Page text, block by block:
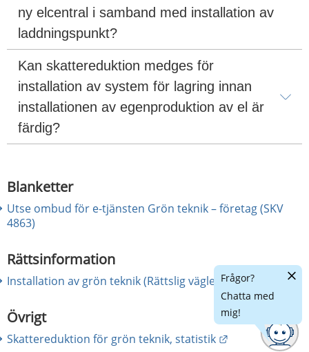
ny elcentral i samband med installation av
laddningspunkt?
Kan skattereduktion medges för
installation av system för lagring innan
installationen av egenproduktion av el är
färdig?
Blanketter
Utse ombud för e-tjänsten Grön teknik – företag (SKV
4863)
Rättsinformation
Installation av grön teknik (Rättslig vägledning) Länk till
Övrigt
Skattereduktion för grön teknik, statistik Länk till
Frågor?
Chatta med
mig!
Dölj